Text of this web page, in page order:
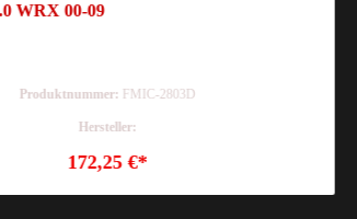
WRX 00-09
Produktnummer: FMIC-2803D
Hersteller:
172,25 €*